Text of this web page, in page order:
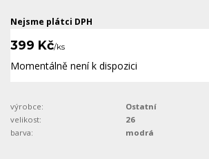
Nejsme plátci DPH
399 Kč/ks
Momentálně není k dispozici
výrobce:
Ostatní
velikost:
26
barva:
modrá